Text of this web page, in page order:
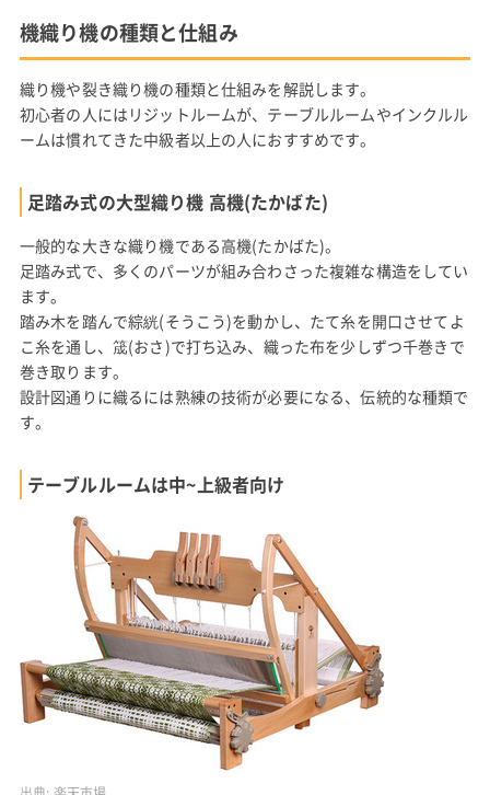
機織り機の種類と仕組み
織り機や裂き織り機の種類と仕組みを解説します。
初心者の人にはリジットルームが、テーブルルームやインクルル
ームは慣れてきた中級者以上の人におすすめです。
足踏み式の大型織り機 高機(たかばた)
一般的な大きな織り機である高機(たかばた)。
足踏み式で、多くのパーツが組み合わさった複雑な構造をしてい
ます。
踏み木を踏んで綜絖(そうこう)を動かし、たて糸を開口させてよ
こ糸を通し、筬(おさ)で打ち込み、織った布を少しずつ千巻きで
巻き取ります。
設計図通りに織るには熟練の技術が必要になる、伝統的な種類で
す。
テーブルルームは中~上級者向け